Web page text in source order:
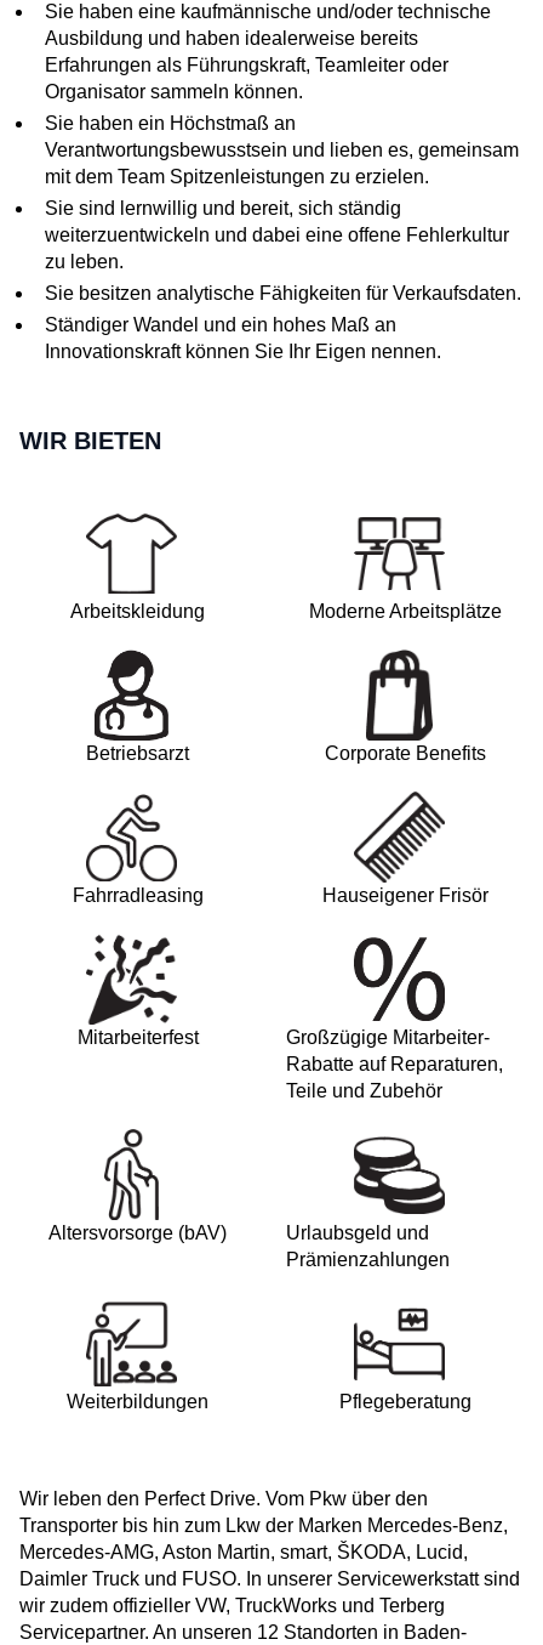
Sie haben eine kaufmännische und/oder technische
Ausbildung und haben idealerweise bereits
Erfahrungen als Führungskraft, Teamleiter oder
Organisator sammeln können.
Sie haben ein Höchstmaß an
Verantwortungsbewusstsein und lieben es, gemeinsam
mit dem Team Spitzenleistungen zu erzielen.
Sie sind lernwillig und bereit, sich ständig
weiterzuentwickeln und dabei eine offene Fehlerkultur
zu leben.
Sie besitzen analytische Fähigkeiten für Verkaufsdaten.
Ständiger Wandel und ein hohes Maß an
Innovationskraft können Sie Ihr Eigen nennen.
WIR BIETEN
Arbeitskleidung Moderne Arbeitsplätze
Betriebsarzt Corporate Benefits
Fahrradleasing Hauseigener Frisör
Mitarbeiterfest
Großzügige Mitarbeiter-
Rabatte auf Reparaturen,
Teile und Zubehör
Altersvorsorge (bAV)
Urlaubsgeld und
Prämienzahlungen
Weiterbildungen Pflegeberatung
Wir leben den Perfect Drive. Vom Pkw über den
Transporter bis hin zum Lkw der Marken Mercedes-Benz,
Mercedes-AMG, Aston Martin, smart, ŠKODA, Lucid,
Daimler Truck und FUSO. In unserer Servicewerkstatt sind
wir zudem offizieller VW, TruckWorks und Terberg
Servicepartner. An unseren 12 Standorten in Baden-